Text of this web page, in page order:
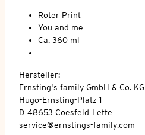
Roter Print
You and me
Ca. 360 ml
Hersteller:
Ernsting's family GmbH & Co. KG
Hugo-Ernsting-Platz 1
D-48653 Coesfeld-Lette
service@ernstings-family.com